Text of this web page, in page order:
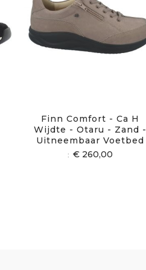
Finn Comfort - Ca H
Wijdte - Otaru - Zand -
Uitneembaar Voetbed
€ 260,00